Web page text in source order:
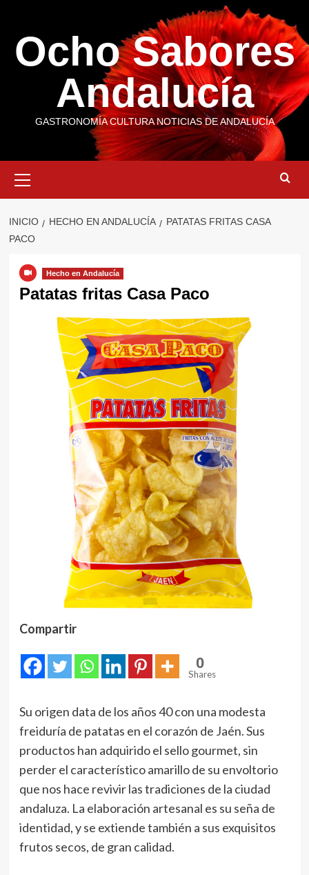
contenido
Ocho Sabores
Andalucía
GASTRONOMÍA CULTURA NOTICIAS DE ANDALUCÍA
primario
INICIO HECHO EN ANDALUCÍA
PATATAS FRITAS CASA
PACO
Hecho en Andalucía
Patatas fritas Casa Paco
Compartir
0
Shares
Su origen data de los años 40 con una modesta
freiduría de patatas en el corazón de Jaén. Sus
productos han adquirido el sello gourmet, sin
perder el característico amarillo de su envoltorio
que nos hace revivir las tradiciones de la ciudad
andaluza. La elaboración artesanal es su seña de
identidad, y se extiende también a sus exquisitos
frutos secos, de gran calidad.